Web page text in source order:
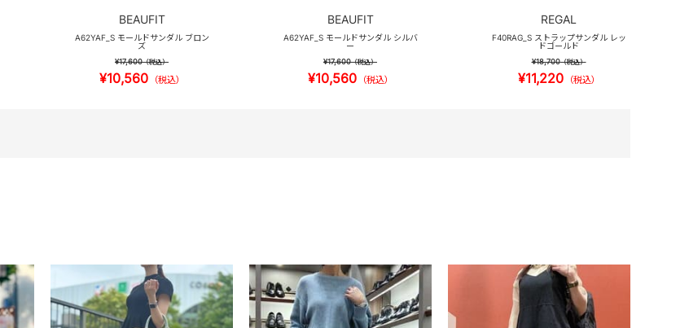
BEAUFIT
A62YAF_S モールドサンダル ブロン
ズ
¥17,600（税込）
¥10,560 （税込）
BEAUFIT
A62YAF_S モールドサンダル シルバ
ー
¥17,600（税込）
¥10,560 （税込）
REGAL
F40RAG_S ストラップサンダル レッ
ドゴールド
¥18,700（税込）
¥11,220 （税込）